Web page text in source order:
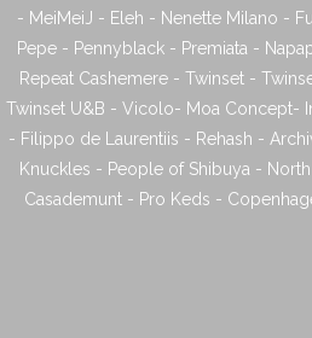
- MeiMeiJ - Eleh - Nenette Milano -
Pepe - Pennyblack - Premiata -
Repeat Cashemere - Twinset -
Twinset U&B - Vicolo- Moa Concept-
- Filippo de Laurentiis - Rehash -
Knuckles - People of Shibuya -
Casademunt - Pro Keds -